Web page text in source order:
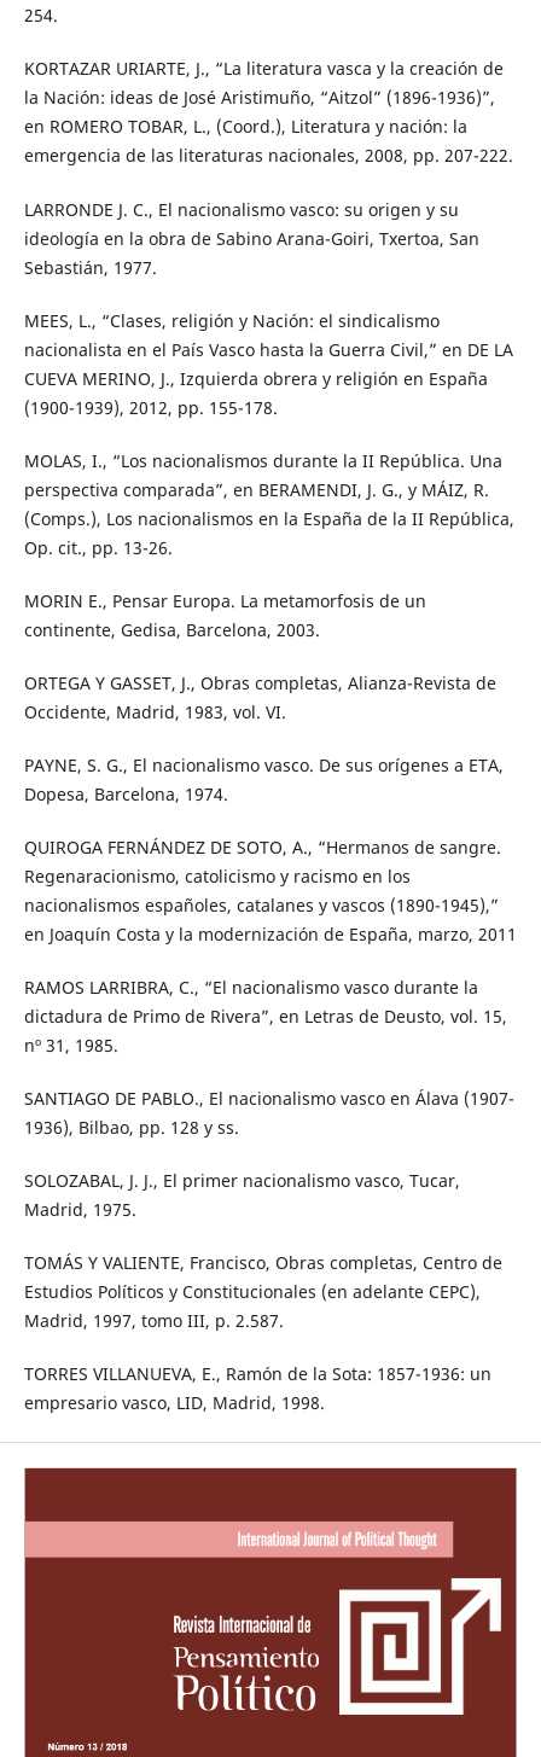
254.
KORTAZAR URIARTE, J., “La literatura vasca y la creación de
la Nación: ideas de José Aristimuño, “Aitzol” (1896-1936)”,
en ROMERO TOBAR, L., (Coord.), Literatura y nación: la
emergencia de las literaturas nacionales, 2008, pp. 207-222.
LARRONDE J. C., El nacionalismo vasco: su origen y su
ideología en la obra de Sabino Arana-Goiri, Txertoa, San
Sebastián, 1977.
MEES, L., “Clases, religión y Nación: el sindicalismo
nacionalista en el País Vasco hasta la Guerra Civil,” en DE LA
CUEVA MERINO, J., Izquierda obrera y religión en España
(1900-1939), 2012, pp. 155-178.
MOLAS, I., “Los nacionalismos durante la II República. Una
perspectiva comparada”, en BERAMENDI, J. G., y MÁIZ, R.
(Comps.), Los nacionalismos en la España de la II República,
Op. cit., pp. 13-26.
MORIN E., Pensar Europa. La metamorfosis de un
continente, Gedisa, Barcelona, 2003.
ORTEGA Y GASSET, J., Obras completas, Alianza-Revista de
Occidente, Madrid, 1983, vol. VI.
PAYNE, S. G., El nacionalismo vasco. De sus orígenes a ETA,
Dopesa, Barcelona, 1974.
QUIROGA FERNÁNDEZ DE SOTO, A., “Hermanos de sangre.
Regenaracionismo, catolicismo y racismo en los
nacionalismos españoles, catalanes y vascos (1890-1945),”
en Joaquín Costa y la modernización de España, marzo, 2011
RAMOS LARRIBRA, C., “El nacionalismo vasco durante la
dictadura de Primo de Rivera”, en Letras de Deusto, vol. 15,
nº 31, 1985.
SANTIAGO DE PABLO., El nacionalismo vasco en Álava (1907-
1936), Bilbao, pp. 128 y ss.
SOLOZABAL, J. J., El primer nacionalismo vasco, Tucar,
Madrid, 1975.
TOMÁS Y VALIENTE, Francisco, Obras completas, Centro de
Estudios Políticos y Constitucionales (en adelante CEPC),
Madrid, 1997, tomo III, p. 2.587.
TORRES VILLANUEVA, E., Ramón de la Sota: 1857-1936: un
empresario vasco, LID, Madrid, 1998.